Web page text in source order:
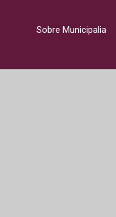
Sobre Municipalia